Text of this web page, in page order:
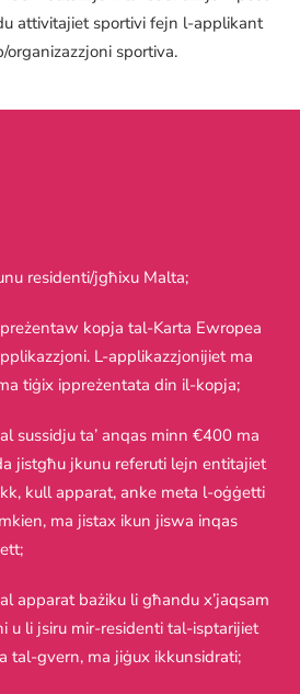
attivitajiet sportivi fejn l-applikant
organizazzjoni sportiva.
residenti/jgħixu Malta;
kopja tal-Karta Ewropea
L-applikazzjonijiet ma
tiġix ippreżentata din il-kopja;
sussidju ta’ anqas minn €400 ma
jistgħu jkunu referuti lejn entitajiet
kull apparat, anke meta l-oġġetti
ma jistax ikun jiswa inqas
apparat bażiku li għandu x’jaqsam
u li jsiru mir-residenti tal-isptarijiet
tal-gvern, ma jiġux ikkunsidrati;